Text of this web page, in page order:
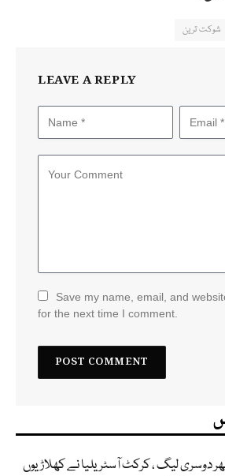
شوکت ترین
LEAVE A REPLY
Save my name, email, and
for the next time I comment.
دوسری لیگ ، کرکٹ آسٹریلیا نے کھلاڑیوں